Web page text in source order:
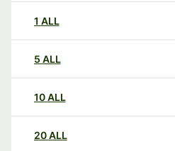
1 ALL
5 ALL
10ALL
20ALL